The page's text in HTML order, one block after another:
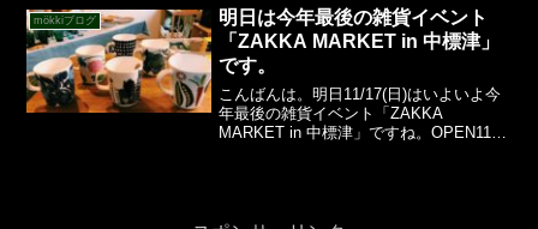
んも体調に気を付けてくださいね。さ
て、今日もmökkiは雑貨...
mökkiブログ
明日は今年最後の雑貨イベント
「ZAKKA MARKET in 中標津」
です。
こんばんは。明日11/17(日)はいよいよ今
年最後の雑貨イベント「ZAKKA
MARKET in 中標津」ですね。OPEN11：